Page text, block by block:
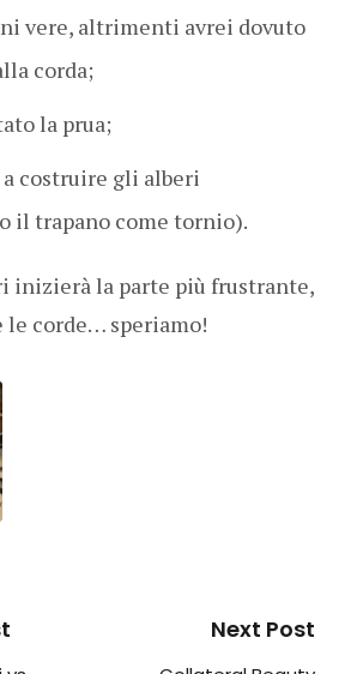
vere, altrimenti avrei dovuto
corda;
la prua;
costruire gli alberi
il trapano come tornio).
inizierà la parte più frustrante,
corde… speriamo!
Next Post